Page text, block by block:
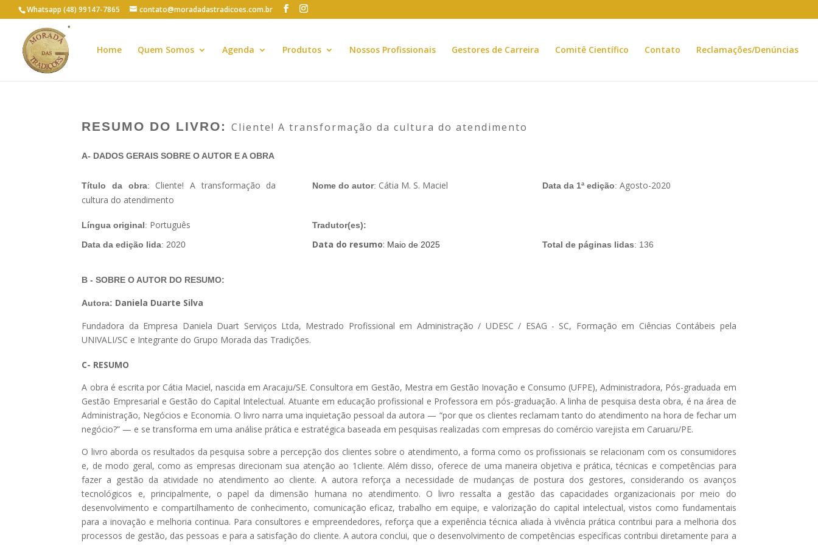
Whatsapp (48) 99147-7865 contato@moradadastradicoes.com.br
Home Quem Somos Agenda Produtos Nossos Profissionais Gestores de Carreira Comitê Científico Contato Reclamações/Denúncias
RESUMO DO LIVRO:Cliente! A transformação da cultura do atendimento
A- DADOS GERAIS SOBRE O AUTOR E A OBRA
Título da obra: Cliente! A transformação da
cultura do atendimento
Nome do autor: Cátia M. S. Maciel Data da 1ª edição: Agosto-2020
Língua original: Português
Tradutor(es):
Data da edição lida: 2020 Data do resumo: Maio de 2025 Total de páginas lidas: 136
B - SOBRE O AUTOR DO RESUMO:
Autora: Daniela Duarte Silva
Fundadora da Empresa Daniela Duart Serviços Ltda, Mestrado Profissional em Administração / UDESC / ESAG - SC, Formação em Ciências Contábeis pela
UNIVALI/SC e Integrante do Grupo Morada das Tradições.
C- RESUMO
A obra é escrita por Cátia Maciel, nascida em Aracaju/SE. Consultora em Gestão, Mestra em Gestão Inovação e Consumo (UFPE), Administradora, Pós-graduada em
Gestão Empresarial e Gestão do Capital Intelectual. Atuante em educação profissional e Professora em pós-graduação. A linha de pesquisa desta obra, é na área de
Administração, Negócios e Economia. O livro narra uma inquietação pessoal da autora — “por que os clientes reclamam tanto do atendimento na hora de fechar um
negócio?” — e se transforma em uma análise prática e estratégica baseada em pesquisas realizadas com empresas do comércio varejista em Caruaru/PE.
O livro aborda os resultados da pesquisa sobre a percepção dos clientes sobre o atendimento, a forma como os profissionais se relacionam com os consumidores
e, de modo geral, como as empresas direcionam sua atenção ao 1cliente. Além disso, oferece de uma maneira objetiva e prática, técnicas e competências para
fazer a gestão da atividade no atendimento ao cliente. A autora reforça a necessidade de mudanças de postura dos gestores, considerando os avanços
tecnológicos e, principalmente, o papel da dimensão humana no atendimento. O livro ressalta a gestão das capacidades organizacionais por meio do
desenvolvimento e compartilhamento de conhecimento, comunicação eficaz, trabalho em equipe, e valorização do capital intelectual, vistos como fundamentais
para a inovação e melhoria continua. Para consultores e empreendedores, reforça que a experiência técnica aliada à vivência prática contribui para a melhoria dos
processos de gestão, das pessoas e para a satisfação do cliente. A autora conclui, que o desenvolvimento de competências específicas contribui diretamente para a